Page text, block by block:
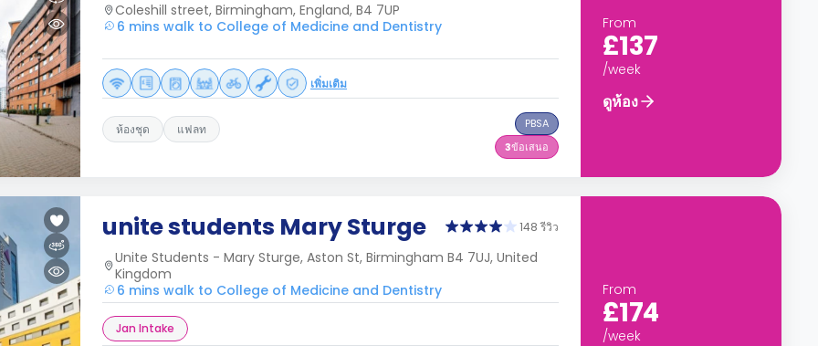
Coleshill street, Birmingham, England, B4 7UP
6 mins walk to College of Medicine and Dentistry
เพิ่มเติม
ห้องชุด แฟลท
PBSA
3ข้อเสนอ
From
£137
/week
ดูห้อง
unite students Mary Sturge 148 รีวิว
Unite Students - Mary Sturge, Aston St, Birmingham B4 7UJ, United
Kingdom
6 mins walk to College of Medicine and Dentistry
Jan Intake
From
£174
/week